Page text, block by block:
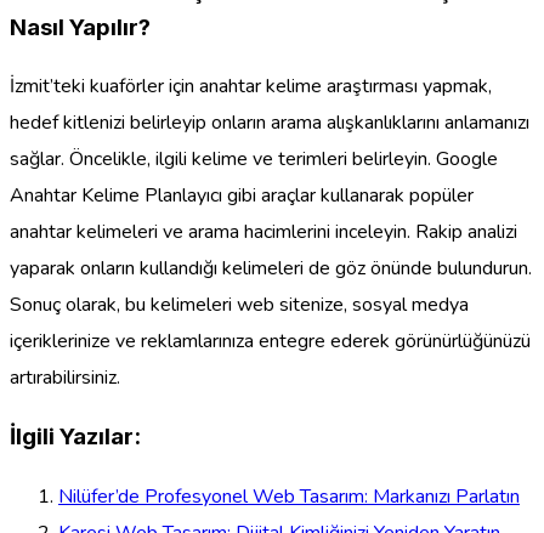
Nasıl Yapılır?
İzmit’teki kuaförler için anahtar kelime araştırması yapmak,
hedef kitlenizi belirleyip onların arama alışkanlıklarını anlamanızı
sağlar. Öncelikle, ilgili kelime ve terimleri belirleyin. Google
Anahtar Kelime Planlayıcı gibi araçlar kullanarak popüler
anahtar kelimeleri ve arama hacimlerini inceleyin. Rakip analizi
yaparak onların kullandığı kelimeleri de göz önünde bulundurun.
Sonuç olarak, bu kelimeleri web sitenize, sosyal medya
içeriklerinize ve reklamlarınıza entegre ederek görünürlüğünüzü
artırabilirsiniz.
İlgili Yazılar:
Nilüfer’de Profesyonel Web Tasarım: Markanızı Parlatın